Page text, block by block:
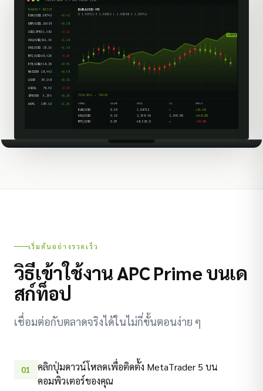
MARKET WATCH
EUR/USD1.08742 +0.42
GBP/USD1.26538 +0.18
USD/JPY151.482 -0.22
XAU/USD2,361.40 +1.18
XAG/USD 28.16 +1.42
BTC/USD68,420 -0.65
ETH/USD3,548.20 +0.91
NAS100 18,442 +0.58
US30 39,148 +0.31
USOIL 78.92 -0.92
SPX500 5,254 +0.24
AAPL 189.42 +1.24
EUR/USD · H1
O 1.08712 H 1.08812 L 1.08688 C 1.08742
1.08742
TOOLBOX — TRADE
SYMBOL VOLUME PRICE S/L PROFIT
EUR/USD 0.50 1.08712 — +24.50
XAU/USD 0.10 2,358.40 2,340.00
+148.00
BTC/USD
0.05 68,520.0 — -50.00
เริ่มต้นอย่างรวดเร็ว
วิธีเข้าใช้งาน APC Prime บนเด
สก์ท็อป
เชื่อมต่อกับตลาดจริงได้ในไม่กี่ขั้นตอนง่าย ๆ
01
คลิกปุ่มดาวน์โหลดเพื่อติดตั้ง MetaTrader 5 บน
คอมพิวเตอร์ของคุณ